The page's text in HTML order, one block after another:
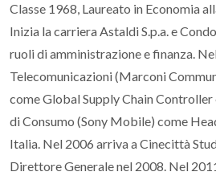
Classe 1968, Laureato in Economia
Inizia la carriera Astaldi S.p.a. e
ruoli di amministrazione e finanza.
Telecomunicazioni (Marconi
come Global Supply Chain
di Consumo (Sony Mobile) come
Italia. Nel 2006 arriva a Cinecittà
Direttore Generale nel 2008. Nel